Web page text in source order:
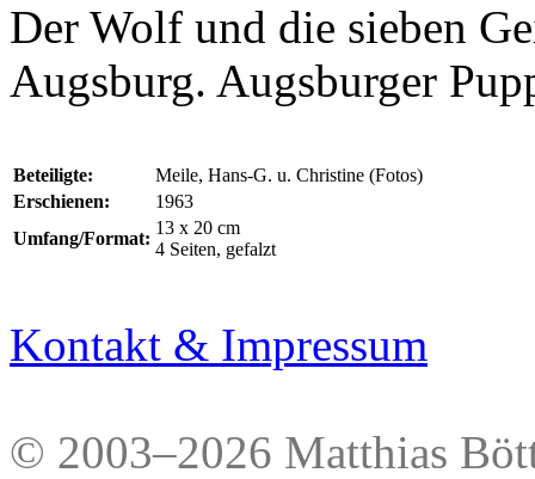
Der Wolf und die sieben
Augsburg. Augsburger
Beteiligte:
Meile, Hans-G. u. Christine (Fotos)
Erschienen:
1963
Umfang/Format:
13 x 20 cm
4 Seiten, gefalzt
Kontakt & Impressum
© 2003–2026 Matthias